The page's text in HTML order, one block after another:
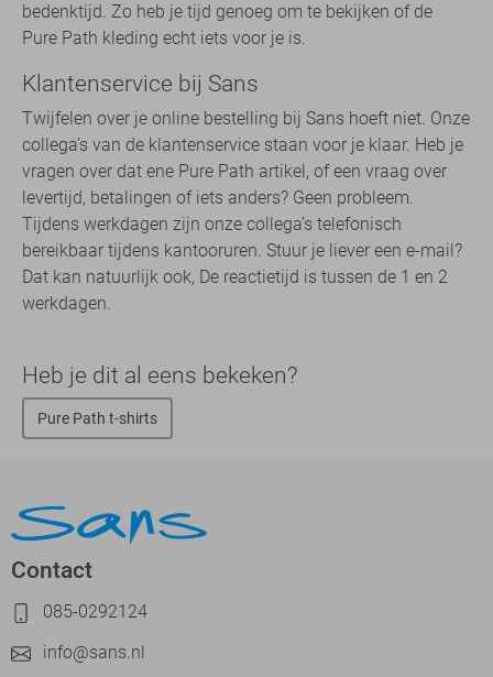
bedenktijd. Zo heb je tijd genoeg om te bekijken of de
Pure Path kleding echt iets voor je is.
Klantenservice bij Sans
Twijfelen over je online bestelling bij Sans hoeft niet. Onze
collega’s van de klantenservice staan voor je klaar. Heb je
vragen over dat ene Pure Path artikel, of een vraag over
levertijd, betalingen of iets anders? Geen probleem.
Tijdens werkdagen zijn onze collega’s telefonisch
bereikbaar tijdens kantooruren. Stuur je liever een e-mail?
Dat kan natuurlijk ook, De reactietijd is tussen de 1 en 2
werkdagen.
Heb je dit al eens bekeken?
Pure Path t-shirts
Contact
085-0292124
info@sans.nl